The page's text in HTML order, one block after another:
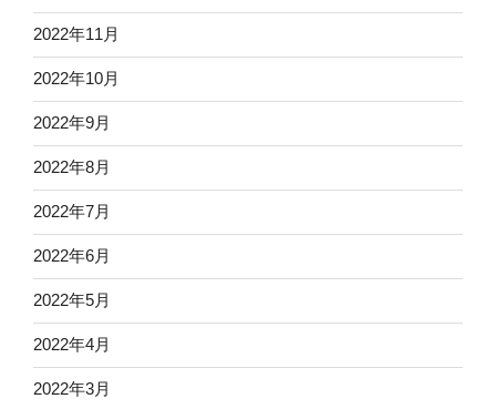
2022年11月
2022年10月
2022年9月
2022年8月
2022年7月
2022年6月
2022年5月
2022年4月
2022年3月